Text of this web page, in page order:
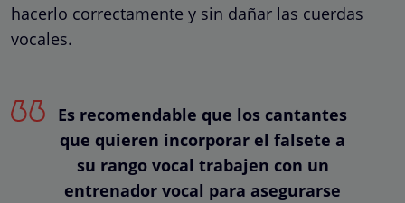
hacerlo correctamente y sin dañar las cuerdas
vocales.
Es recomendable que los cantantes
que quieren incorporar el falsete a
su rango vocal trabajen con un
entrenador vocal para asegurarse